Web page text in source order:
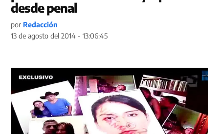
desde penal
por Redacción
13 de agosto del 2014 - 13:06:45